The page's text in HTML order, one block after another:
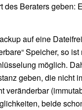
des Beraters geben:
auf eine
Speicher, so
möglich.
geben, die nicht
veränderbar
beide